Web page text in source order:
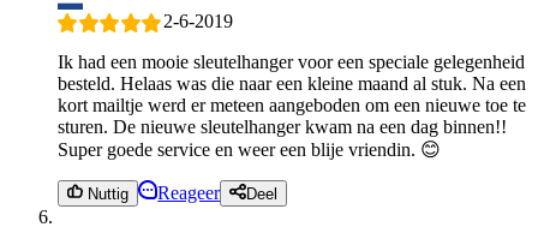
2-6-2019
Ik had een mooie sleutelhanger voor een speciale gelegenheid
besteld. Helaas was die naar een kleine maand al stuk. Na een
kort mailtje werd er meteen aangeboden om een nieuwe toe te
sturen. De nieuwe sleutelhanger kwam na een dag binnen!!
Super goede service en weer een blije vriendin. 😊
Nuttig Reageer Deel